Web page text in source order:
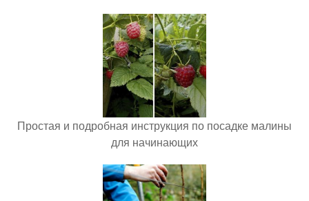
Простая и подробная инструкция по посадке малины
для начинающих